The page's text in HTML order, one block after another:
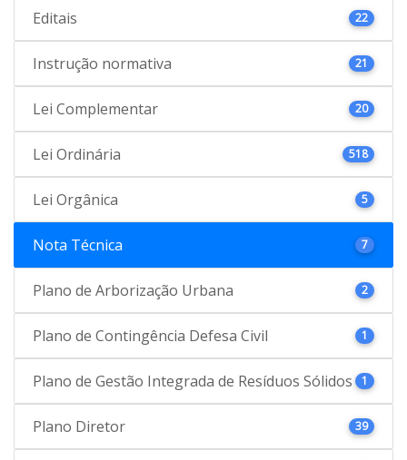
Editais 22
Instrução normativa 21
Lei Complementar 20
Lei Ordinária 518
Lei Orgânica 5
Nota Técnica 7
Plano de Arborização Urbana 2
Plano de Contingência Defesa Civil 1
Plano de Gestão Integrada de Resíduos Sólidos 1
Plano Diretor 39